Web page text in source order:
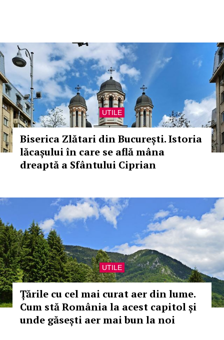
UTILE
Biserica Zlătari din București. Istoria
lăcașului în care se află mâna
dreaptă a Sfântului Ciprian
UTILE
Țările cu cel mai curat aer din lume.
Cum stă România la acest capitol și
unde găsești aer mai bun la noi